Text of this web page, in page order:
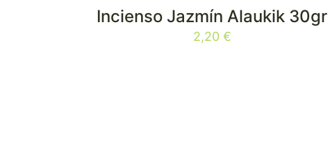
Incienso Jazmín Alaukik 30gr
2,20 €